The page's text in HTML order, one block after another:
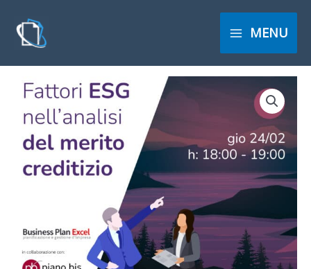
садржај
MENU
WEBINAR:
FATTORI
ESG
NELL'ANALISI
CREDITIZIO
количина